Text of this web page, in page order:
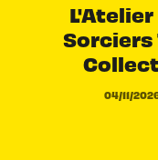
L'Atelier
Sorciers
04/11/